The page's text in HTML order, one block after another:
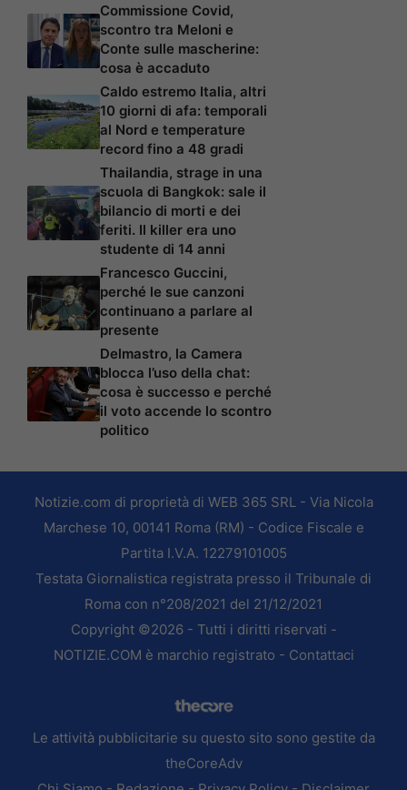
Commissione Covid,
scontro tra Meloni e
Conte sulle mascherine:
cosa è accaduto
Caldo estremo Italia, altri
10 giorni di afa: temporali
al Nord e temperature
record fino a 48 gradi
Thailandia, strage in una
scuola di Bangkok: sale il
bilancio di morti e dei
feriti. Il killer era uno
studente di 14 anni
Francesco Guccini,
perché le sue canzoni
continuano a parlare al
presente
Delmastro, la Camera
blocca l’uso della chat:
cosa è successo e perché
il voto accende lo scontro
politico
Notizie.com di proprietà di WEB 365 SRL - Via Nicola
Marchese 10, 00141 Roma (RM) - Codice Fiscale e
Partita I.V.A. 12279101005
Testata Giornalistica registrata presso il Tribunale di
Roma con n°208/2021 del 21/12/2021
Copyright ©2026 - Tutti i diritti riservati -
NOTIZIE.COM è marchio registrato - Contattaci
Le attività pubblicitarie su questo sito sono gestite da
theCoreAdv